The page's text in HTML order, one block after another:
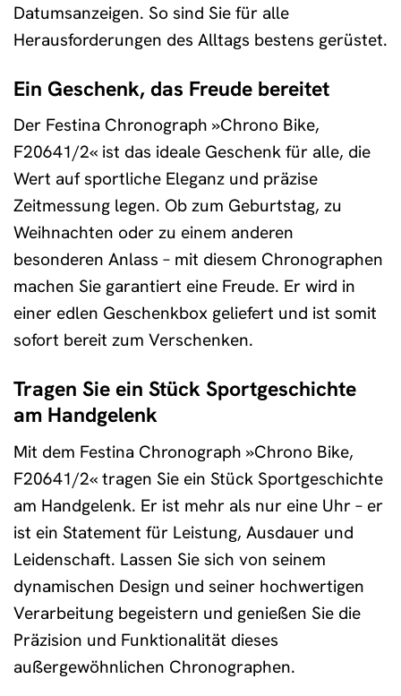
Datumsanzeigen. So sind Sie für alle
Herausforderungen des Alltags bestens gerüstet.
Ein Geschenk, das Freude bereitet
Der Festina Chronograph »Chrono Bike,
F20641/2« ist das ideale Geschenk für alle, die
Wert auf sportliche Eleganz und präzise
Zeitmessung legen. Ob zum Geburtstag, zu
Weihnachten oder zu einem anderen
besonderen Anlass – mit diesem Chronographen
machen Sie garantiert eine Freude. Er wird in
einer edlen Geschenkbox geliefert und ist somit
sofort bereit zum Verschenken.
Tragen Sie ein Stück Sportgeschichte
am Handgelenk
Mit dem Festina Chronograph »Chrono Bike,
F20641/2« tragen Sie ein Stück Sportgeschichte
am Handgelenk. Er ist mehr als nur eine Uhr – er
ist ein Statement für Leistung, Ausdauer und
Leidenschaft. Lassen Sie sich von seinem
dynamischen Design und seiner hochwertigen
Verarbeitung begeistern und genießen Sie die
Präzision und Funktionalität dieses
außergewöhnlichen Chronographen.